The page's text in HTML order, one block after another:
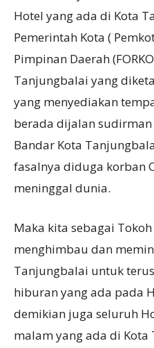
Hotel yang ada di Kota
Pemerintah Kota (
Pimpinan Daerah
Tanjungbalai yang
yang menyediakan
berada dijalan sudirman
Bandar Kota
fasalnya diduga korban
meninggal dunia.
Maka kita sebagai
menghimbau dan
Tanjungbalai untuk
hiburan yang ada pada
demikian juga seluruh
malam yang ada di